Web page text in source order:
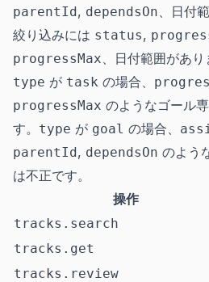
parentId, dependsOn、日付
絞り込みには status,
progressMax、日付範囲があり
type が task の場合、
progressMax のようなゴール
す。 type が goal の場合、
parentId, dependsOn のよう
は不正です。
操作
tracks.search
tracks.get
tracks.review